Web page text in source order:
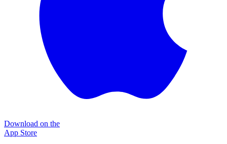
Download on the
App Store